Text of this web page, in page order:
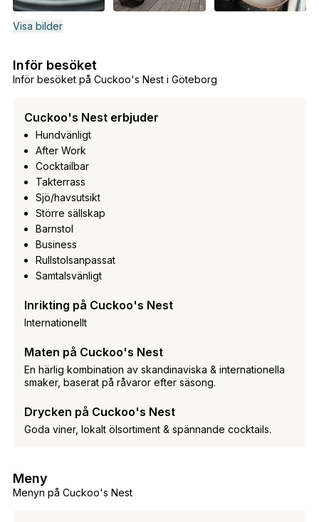
Visa bilder
Inför besöket på Cuckoo's Nest i Göteborg
Inför besöket
Cuckoo's Nest erbjuder
Hundvänligt
After Work
Cocktailbar
Takterrass
Sjö/havsutsikt
Större sällskap
Barnstol
Business
Rullstolsanpassat
Samtalsvänligt
Inrikting på Cuckoo's Nest
Internationellt
Maten på Cuckoo's Nest
En härlig kombination av skandinaviska & internationella
smaker, baserat på råvaror efter säsong.
Drycken på Cuckoo's Nest
Goda viner, lokalt ölsortiment & spännande cocktails.
Menyn på Cuckoo's Nest
Meny